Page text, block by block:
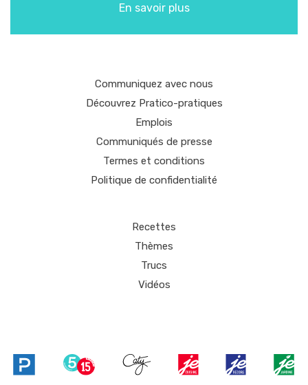
En savoir plus
Communiquez avec nous
Découvrez Pratico-pratiques
Emplois
Communiqués de presse
Termes et conditions
Politique de confidentialité
Recettes
Thèmes
Trucs
Vidéos